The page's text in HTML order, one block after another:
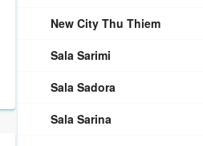
New City Thu Thiem
Sala Sarimi
Sala Sadora
Sala Sarina